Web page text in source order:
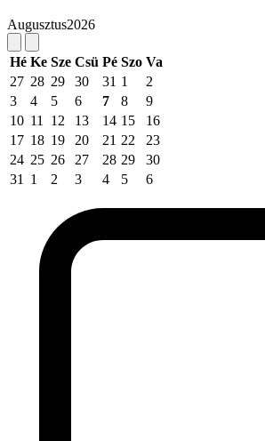
Augusztus2026
Hé Ke Sze Csü Pé Szo Va
27 28 29 30 31 1
2
3
4 5 6 7 8
9
10 11 12 13 14 15
16
17 18 19 20 21 22
23
24 25 26 27 28 29
30
31 1 2 3 4 5 6